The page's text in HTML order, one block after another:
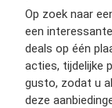
Op zoek naar
een
deals op één
acties, tijdelijke
gusto, zodat u
deze